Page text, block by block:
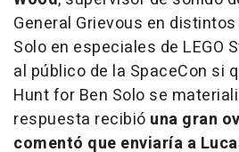
General Grievous en
Solo en especiales de LEGO
al público de la SpaceCon si
Hunt for Ben Solo se
respuesta recibió una gran
comentó que enviaría a